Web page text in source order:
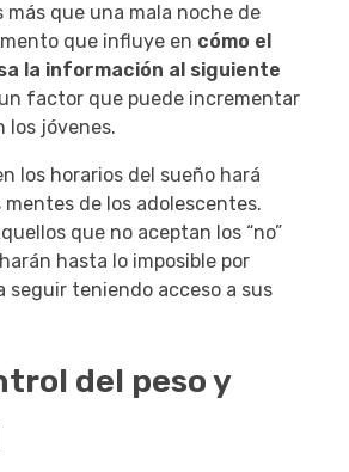
más que una mala noche de
que influye en cómo el
la información al siguiente
factor que puede incrementar
los jóvenes.
los horarios del sueño hará
mentes de los adolescentes.
que no aceptan los “no”
hasta lo imposible por
seguir teniendo acceso a sus
del peso y